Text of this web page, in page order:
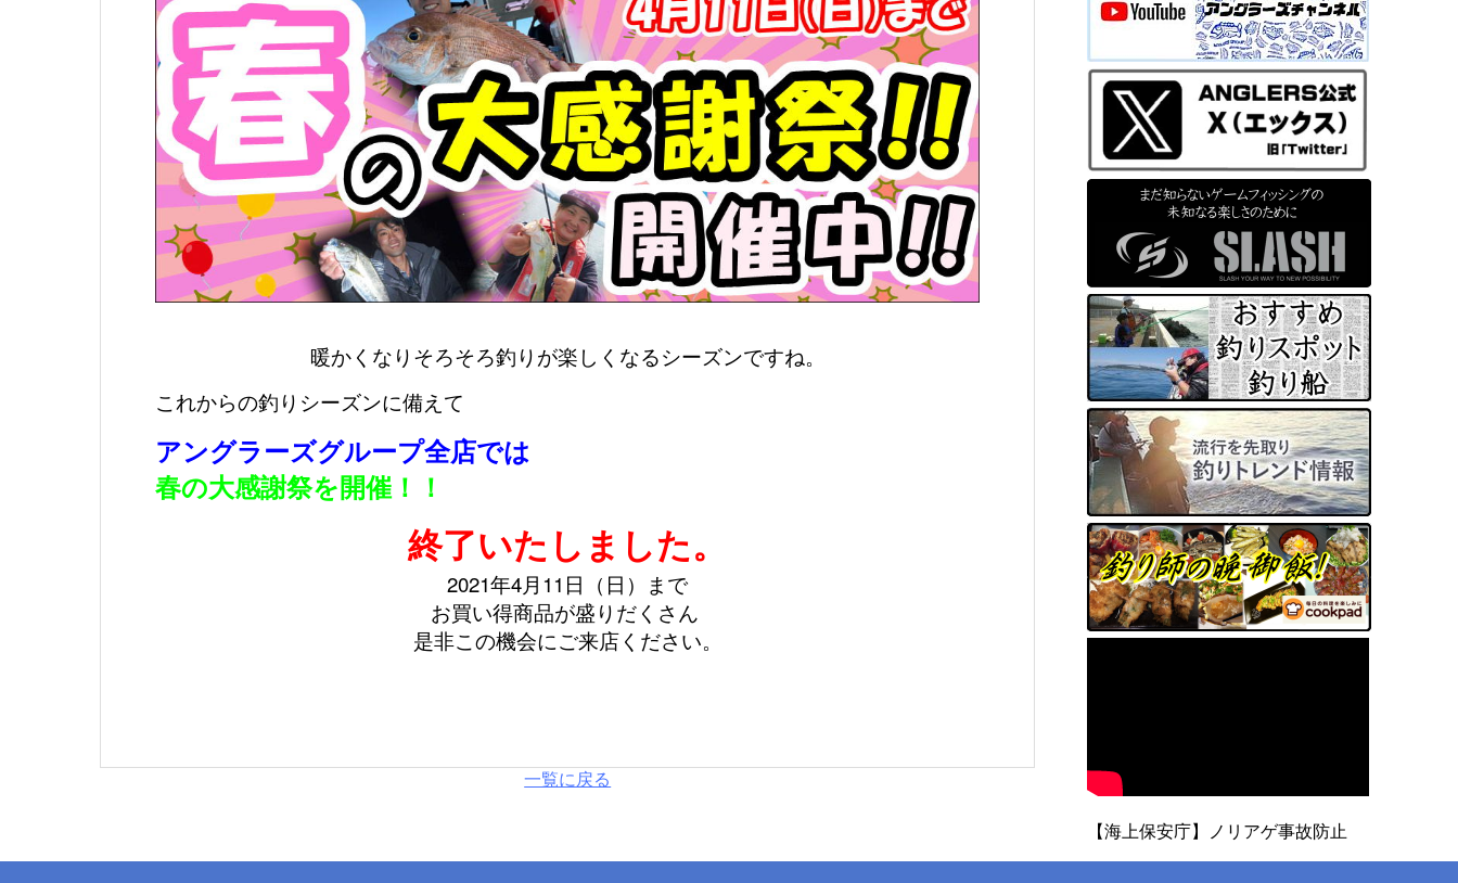
暖かくなりそろそろ釣りが楽しくなるシーズンですね。
これからの釣りシーズンに備えて
アングラーズグループ全店では
春の大感謝祭を開催！！
終了いたしました。
2021年4月11日（日）まで
お買い得商品が盛りだくさん
是非この機会にご来店ください。
一覧に戻る
【海上保安庁】ノリアゲ事故防止